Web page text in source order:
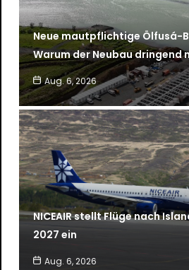
Neue mautpflichtige Ölfusá-
Warum der Neubau dringend
Aug. 6, 2026
NICEAIR stellt Flüge nach
2027 ein
Aug. 6, 2026